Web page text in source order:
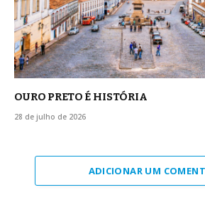
OURO PRETO É HISTÓRIA
28 de julho de 2026
ADICIONAR UM